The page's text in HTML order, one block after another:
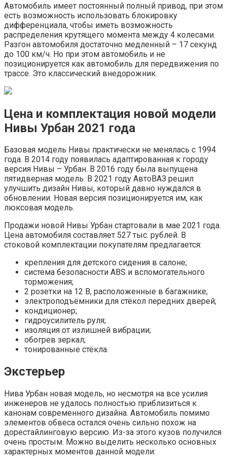
Автомобиль имеет постоянный полный привод, при этом
есть возможность использовать блокировку
дифференциала, чтобы иметь возможность
распределения крутящего момента между 4 колесами.
Разгон автомобиля достаточно медленный – 17 секунд
до 100 км/ч. Но при этом автомобиль и не
позиционируется как автомобиль для передвижения по
трассе. Это классический внедорожник.
Цена и комплектация новой модели
Нивы Урбан 2021 года
Базовая модель Нивы практически не менялась с 1994
года. В 2014 году появилась адаптированная к городу
версия Нивы – Урбан. В 2016 году была выпущена
пятидверная модель. В 2021 году АвтоВАЗ решил
улучшить дизайн Нивы, который давно нуждался в
обновлении. Новая версия позиционируется им, как
люксовая модель.
Продажи новой Нивы Урбан стартовали в мае 2021 года.
Цена автомобиля составляет 527 тыс. рублей. В
стоковой комплектации покупателям предлагается:
крепления для детского сидения в салоне;
система безопасности ABS и вспомогательного
торможения;
2 розетки на 12 В, расположенные в багажнике;
электроподъёмники для стёкол передних дверей;
кондиционер;
гидроусилитель руля;
изоляция от излишней вибрации;
обогрев зеркал;
тонированные стёкла.
Экстерьер
Нива Урбан новая модель, но несмотря на все усилия
инженеров не удалось полностью приблизиться к
канонам современного дизайна. Автомобиль помимо
элементов обвеса остался очень сильно похож на
дорестайлинговую версию. Из-за этого кузов получился
очень простым. Можно выделить несколько основных
характерных моментов данной модели: